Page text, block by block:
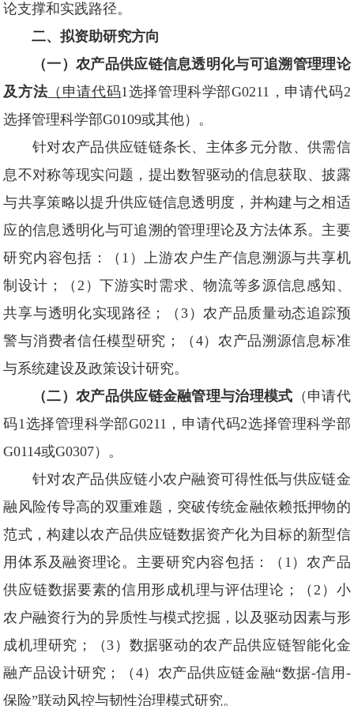
论支撑和实践路径。
二、拟资助研究方向
（一）农产品供应链信息透明化与可追溯管理理论
及方法（ 申请代码1选择管理科学部G0211，申请代码2
选择管理科学部G0109或其他）。
针对农产品供应链链条长、主体多元分散、供需信
息不对称等现实问题，提出数智驱动的信息获取、披露
与共享策略以提升供应链信息透明度，并构建与之相适
应的信息透明化与可追溯的管理理论及方法体系。主要
研究内容包括：（1）上游农户生产信息溯源与共享机
制设计；（2）下游实时需求、物流等多源信息感知、
共享与透明化实现路径；（3）农产品质量动态追踪预
警与消费者信任模型研究；（4）农产品溯源信息标准
与系统建设及政策设计研究。
（二）农产品供应链金融管理与治理模式 （申请代
码1选择管理科学部G0211，申请代码2选择管理科学部
G0114或G0307）。
针对农产品供应链小农户融资可得性低与供应链金
融风险传导高的双重难题，突破传统金融依赖抵押物的
范式，构建以农产品供应链数据资产化为目标的新型信
用体系及融资理论。主要研究内容包括：（1）农产品
供应链数据要素的信用形成机理与评估理论；（2）小
农户融资行为的异质性与模式挖掘，以及驱动因素与形
成机理研究；（3）数据驱动的农产品供应链智能化金
融产品设计研究；（4）农产品供应链金融“数据-信用-
保险”联动风控与韧性治理模式研究。